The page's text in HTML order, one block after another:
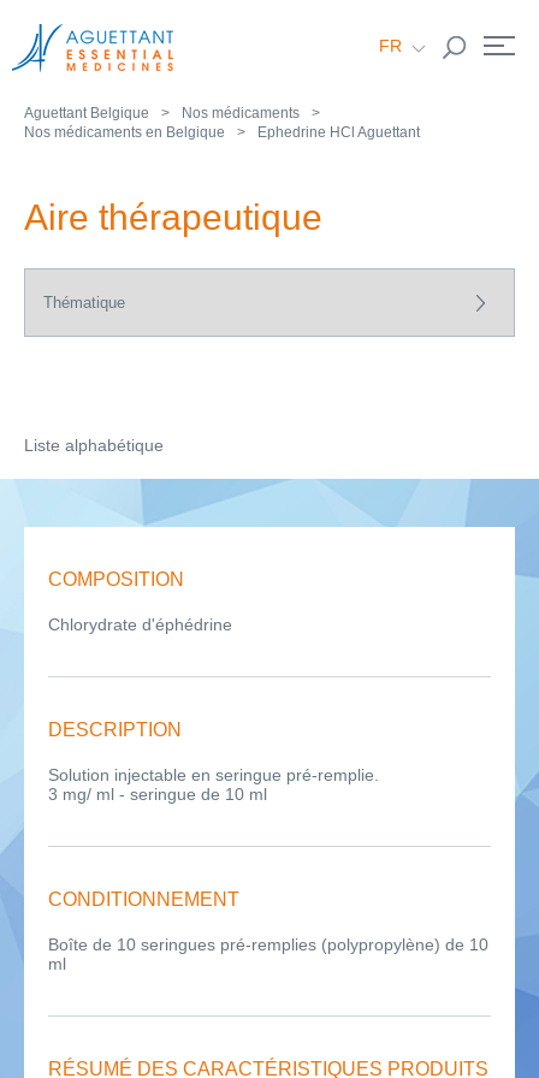
Aguettant Belgique
Nos médicaments
Nos médicaments en Belgique
Ephedrine HCl Aguettant
FR
Aire thérapeutique
Liste alphabétique
COMPOSITION
Chlorydrate d'éphédrine
DESCRIPTION
Solution injectable en seringue pré-remplie.
3 mg/ ml - seringue de 10 ml
CONDITIONNEMENT
Boîte de 10 seringues pré-remplies (polypropylène) de 10
ml
RÉSUMÉ DES CARACTÉRISTIQUES PRODUITS